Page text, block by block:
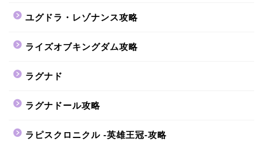
ユグドラ・レゾナンス攻略
ライズオブキングダム攻略
ラグナド
ラグナドール攻略
ラピスクロニクル -英雄王冠-攻略